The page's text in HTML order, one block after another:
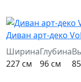
Диван арт-деко
Ширина
227 см
Глубина
96 см